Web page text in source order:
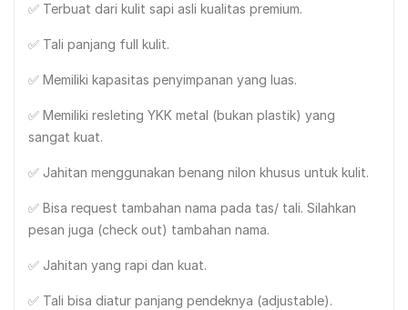
✅ Terbuat dari kulit sapi asli kualitas premium.
✅ Tali panjang full kulit.
✅ Memiliki kapasitas penyimpanan yang luas.
✅ Memiliki resleting YKK metal (bukan plastik) yang
sangat kuat.
✅ Jahitan menggunakan benang nilon khusus untuk kulit.
✅ Bisa request tambahan nama pada tas/ tali. Silahkan
pesan juga (check out) tambahan nama.
✅ Jahitan yang rapi dan kuat.
✅ Tali bisa diatur panjang pendeknya (adjustable).